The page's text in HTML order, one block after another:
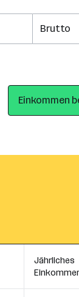
Einkommen
Jährliches